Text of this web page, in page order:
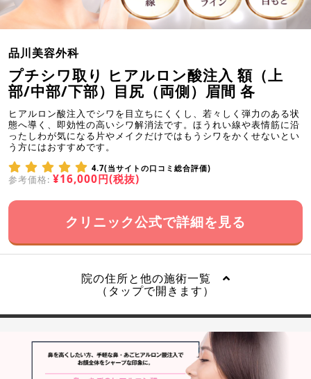
品川美容外科
プチシワ取り ヒアルロン酸注入 額（上
部/中部/下部）目尻（両側）眉間 各
ヒアルロン酸注入でシワを目立ちにくくし、若々しく弾力のある状
態へ導く、即効性の高いシワ解消法です。ほうれい線や表情筋に沿
ったしわが気になる片やメイクだけではもうシワをかくせないとい
う方にはおすすめです。
4.7(当サイトの口コミ総合評価)
参考価格: ¥16,000円(税抜)
クリニック公式で詳細を見る
院の住所と他の施術一覧
（タップで開きます）